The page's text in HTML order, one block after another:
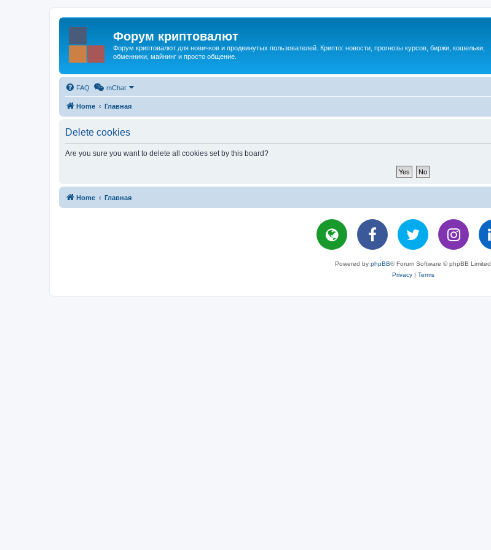
Форум криптовалют
Форум криптовалют для новичков и продвинутых пользователей. Крипто: новости, прогнозы курсов, биржи, кошельки,
обменники, майнинг и просто общение.
FAQ mChat
Home Главная
Delete cookies
Are you sure you want to delete all cookies set by this board?
Home Главная
Powered by phpBB® Forum Software © phpBB Limited
Privacy| Terms